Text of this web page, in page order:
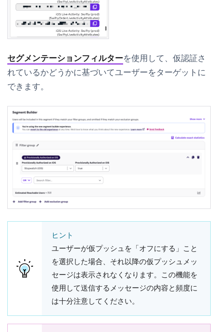
セグメンテーションフィルターを使用して、仮認証さ
れているかどうかに基づいてユーザーをターゲットに
できます。
ヒント
ユーザーが仮プッシュを「オフにする」こと
を選択した場合、それ以降の仮プッシュメッ
セージは表示されなくなります。この機能を
使用して送信するメッセージの内容と頻度に
は十分注意してください。